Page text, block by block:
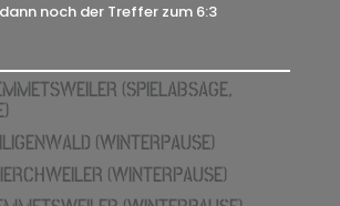
noch der Treffer zum 6:3
(SPIELABSAGE,
(WINTERPAUSE)
(WINTERPAUSE)